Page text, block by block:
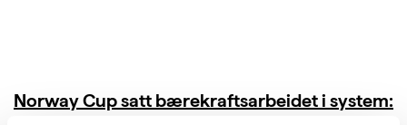
Norway Cup satt bærekraftsarbeidet i system: